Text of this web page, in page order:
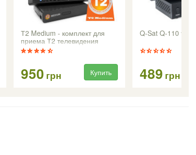
Т2 Medium - комплект для
приема Т2 телевидения
950 грн Купить
Q-Sat Q-110 т2
489 грн